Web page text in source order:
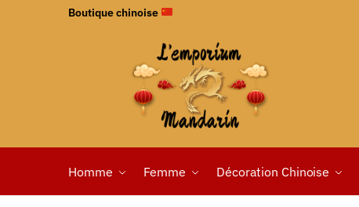
Boutique chinoise
Homme Femme Décoration Chinoise